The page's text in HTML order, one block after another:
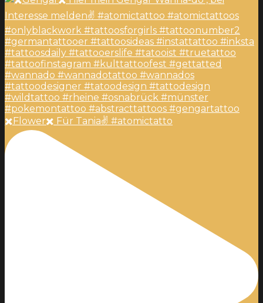
✖️Flower✖️ Für Tania✌️ #atomictatto